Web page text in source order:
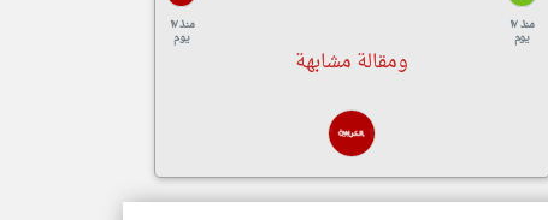
منذ ١٧
يوم
منذ ١٧
يوم
ومقالة مشابهة